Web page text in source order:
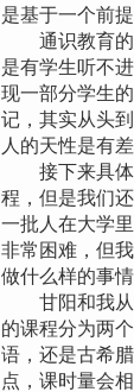
是基于一个前
通识教育的
是有学生听不
现一部分学生
记，其实从头
人的天性是有差
接下来具体
程，但是我们
一批人在大学
非常困难，但
做什么样的事情
甘阳和我从
的课程分为两
语，还是古希
点，课时量会